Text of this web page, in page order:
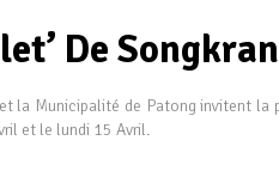
De Songkran
la Municipalité de Patong invitent
et le lundi 15 Avril.